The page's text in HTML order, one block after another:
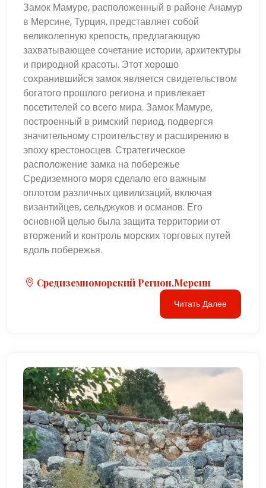
Замок Мамуре, расположенный в районе Анамур
в Мерсине, Турция, представляет собой
великолепную крепость, предлагающую
захватывающее сочетание истории, архитектуры
и природной красоты. Этот хорошо
сохранившийся замок является свидетельством
богатого прошлого региона и привлекает
посетителей со всего мира. Замок Мамуре,
построенный в римский период, подвергся
значительному строительству и расширению в
эпоху крестоносцев. Стратегическое
расположение замка на побережье
Средиземного моря сделало его важным
оплотом различных цивилизаций, включая
византийцев, сельджуков и османов. Его
основной целью была защита территории от
вторжений и контроль морских торговых путей
вдоль побережья.
Средиземноморский Регион,Мерсин
Читать Далее